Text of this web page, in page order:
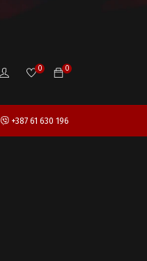
0
0
+387 61 630 196